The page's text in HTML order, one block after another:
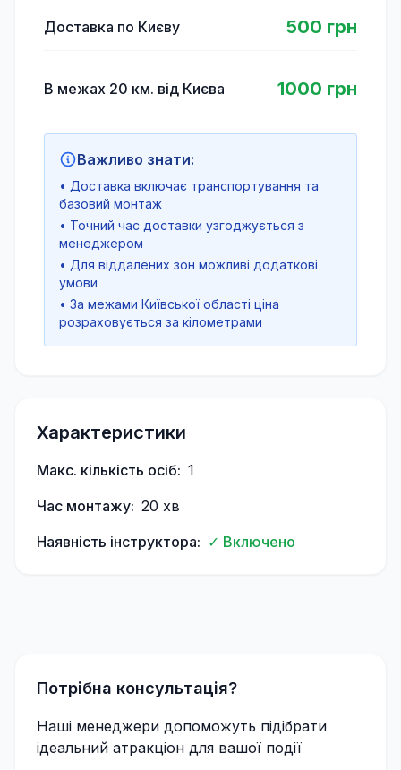
Доставка по Києву 500 грн
В межах 20 км. від Києва 1000 грн
Важливо знати:
• Доставка включає транспортування та
базовий монтаж
• Точний час доставки узгоджується з
менеджером
• Для віддалених зон можливі додаткові
умови
• За межами Київської області ціна
розраховується за кілометрами
Характеристики
Макс. кількість осіб: 1
Час монтажу: 20 хв
Наявність інструктора: ✓ Включено
Потрібна консультація?
Наші менеджери допоможуть підібрати
ідеальний атракціон для вашої події